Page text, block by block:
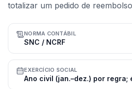
totalizar um pedido de
NORMA CONTÁBIL
SNC / NCRF
EXERCÍCIO SOCIAL